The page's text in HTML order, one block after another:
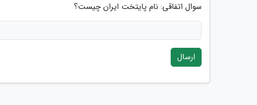
سوال اتفاقی: نام پایتخت ایران چیست؟
ارسال